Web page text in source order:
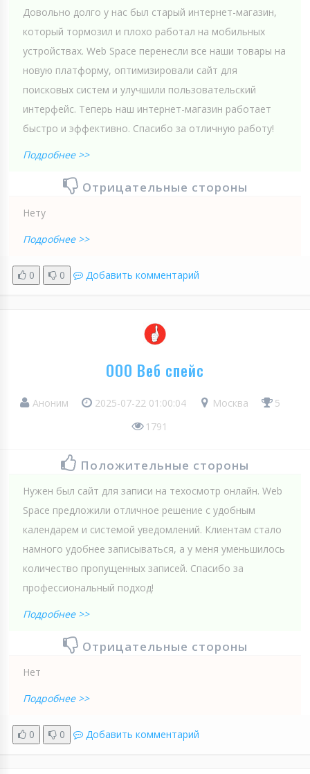
Довольно долго у нас был старый интернет-магазин,
который тормозил и плохо работал на мобильных
устройствах. Web Spaсe перенесли все наши товары на
новую платформу, оптимизировали сайт для
поисковых систем и улучшили пользовательский
интерфейс. Теперь наш интернет-магазин работает
быстро и эффективно. Спасибо за отличную работу!
Подробнее >>
Отрицательные стороны
Нету
Подробнее >>
0 0 Добавить комментарий
ООО Веб спейс
Аноним 2025-07-22 01:00:04 Москва
5
1791
Положительные стороны
Нужен был сайт для записи на техосмотр онлайн. Web
Spaсe предложили отличное решение с удобным
календарем и системой уведомлений. Клиентам стало
намного удобнее записываться, а у меня уменьшилось
количество пропущенных записей. Спасибо за
профессиональный подход!
Подробнее >>
Отрицательные стороны
Нет
Подробнее >>
0 0 Добавить комментарий